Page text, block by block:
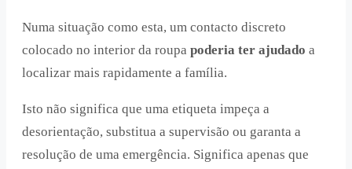
Numa situação como esta, um contacto discreto
colocado no interior da roupa poderia ter ajudado a
localizar mais rapidamente a família.
Isto não significa que uma etiqueta impeça a
desorientação, substitua a supervisão ou garanta a
resolução de uma emergência. Significa apenas que